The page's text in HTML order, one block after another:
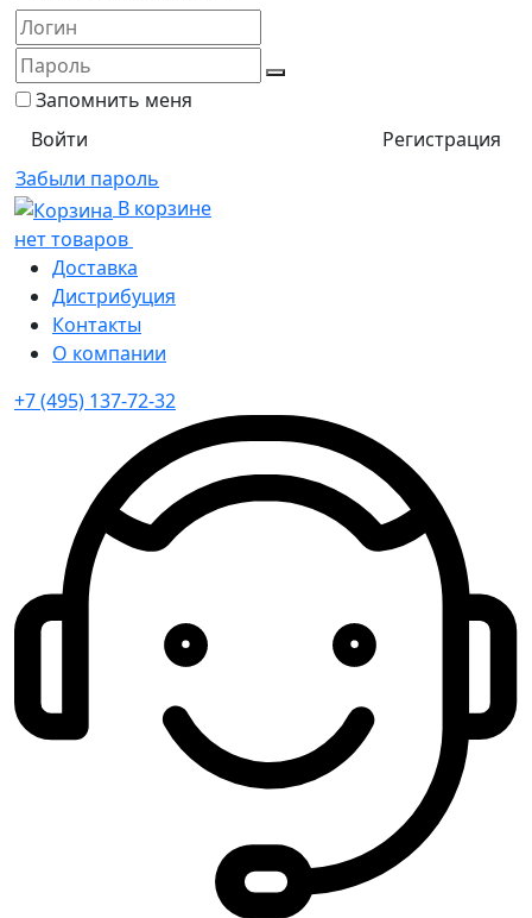
Запомнить меня
Регистрация
Забыли пароль
В корзине
нет товаров
Доставка
Дистрибуция
Контакты
О компании
+7 (495) 137-72-32